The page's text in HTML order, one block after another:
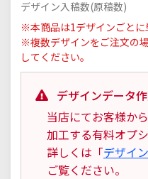
デザイン入稿数(原稿数)
※本商品は1デザインごとに
※複数デザインをご注文の
してください。
デザインデータ
当店にてお客様か
加工する有料オプシ
詳しくは「デザイ
ご覧ください。